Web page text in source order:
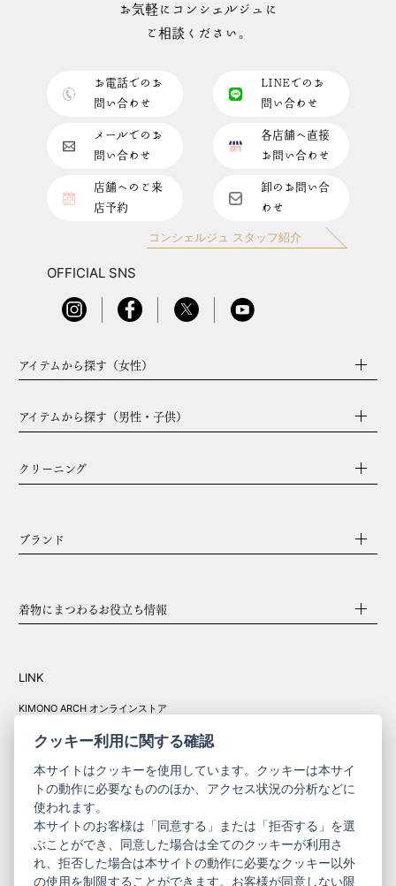
お気軽にコンシェルジュに
ご相談ください。
お電話でのお
問い合わせ
LINEでのお
問い合わせ
メールでのお
問い合わせ
各店舗へ直接
お問い合わせ
店舗へのご来
店予約
卸のお問い合
わせ
コンシェルジュ スタッフ紹介
OFFICIAL SNS
アイテムから探す（女性）
アイテムから探す（男性・子供）
クリーニング
ブランド
着物にまつわるお役立ち情報
LINK
KIMONO ARCH オンラインストア
コーポレート
サイト
きものやまと振
袖
サイト
クッキー利用に関する確認
本サイトはクッキーを使用しています。クッキーは本サイ
トの動作に必要なもののほか、アクセス状況の分析などに
使われます。
本サイトのお客様は「同意する」または「拒否する」を選
ぶことができ、同意した場合は全てのクッキーが利用さ
れ、拒否した場合は本サイトの動作に必要なクッキー以外
の使用を制限することができます。お客様が同意しない限